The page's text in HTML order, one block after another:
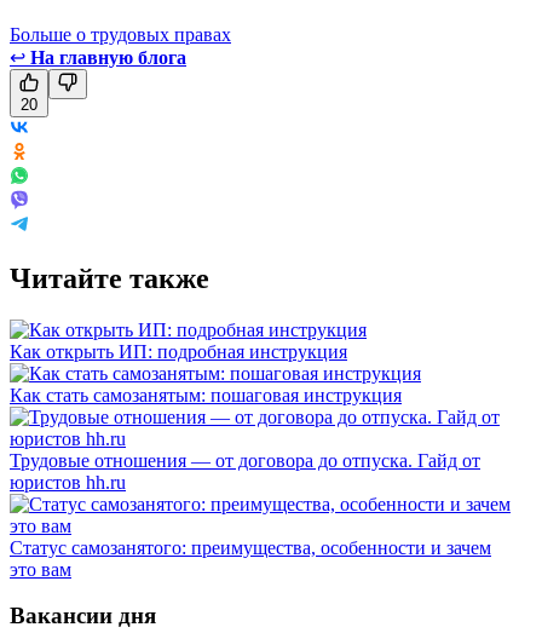
Больше о трудовых правах
↩ На главную блога
20
Читайте также
Как открыть ИП: подробная инструкция
Как стать самозанятым: пошаговая инструкция
Трудовые отношения — от договора до отпуска. Гайд от
юристов hh.ru
Статус самозанятого: преимущества, особенности и зачем
это вам
Вакансии дня